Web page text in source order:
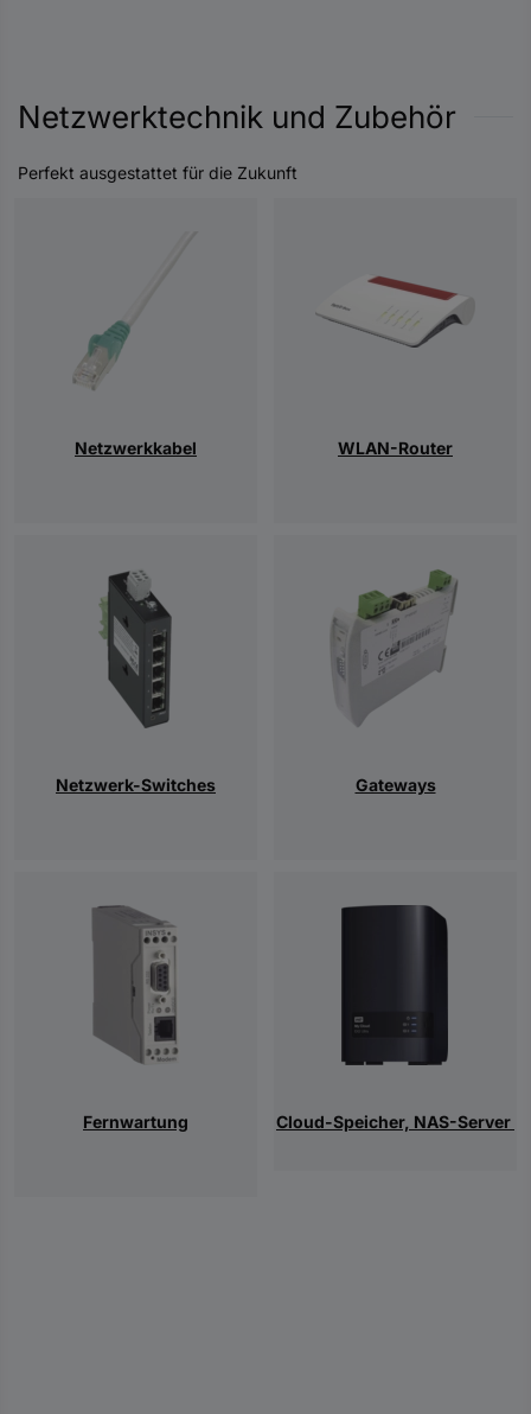
Netzwerktechnik und Zubehör
Perfekt ausgestattet für die Zukunft
Netzwerkkabel WLAN-Router
Netzwerk-Switches Gateways
Fernwartung Cloud-Speicher, NAS-Server